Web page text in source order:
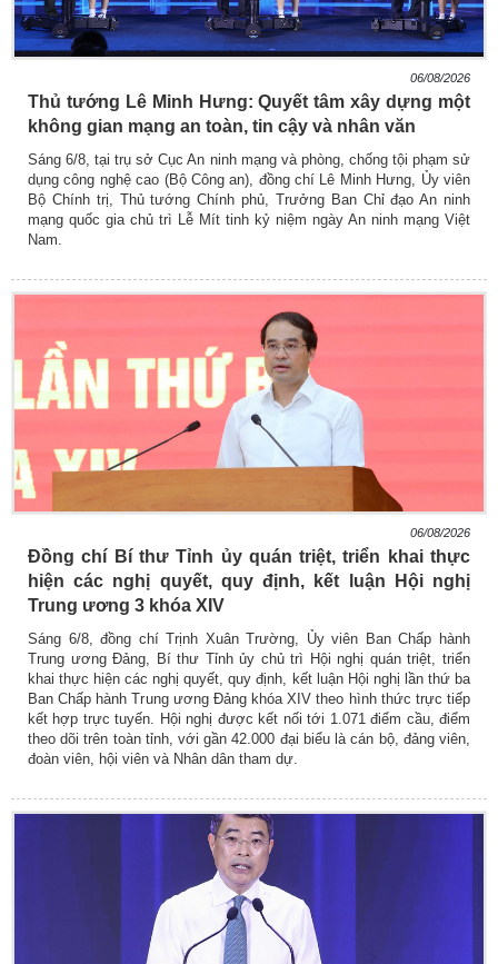
06/08/2026
Thủ tướng Lê Minh Hưng: Quyết tâm xây dựng một
không gian mạng an toàn, tin cậy và nhân văn
Sáng 6/8, tại trụ sở Cục An ninh mạng và phòng, chống tội phạm sử
dụng công nghệ cao (Bộ Công an), đồng chí Lê Minh Hưng, Ủy viên
Bộ Chính trị, Thủ tướng Chính phủ, Trưởng Ban Chỉ đạo An ninh
mạng quốc gia chủ trì Lễ Mít tinh kỷ niệm ngày An ninh mạng Việt
Nam.
06/08/2026
Đồng chí Bí thư Tỉnh ủy quán triệt, triển khai thực
hiện các nghị quyết, quy định, kết luận Hội nghị
Trung ương 3 khóa XIV
Sáng 6/8, đồng chí Trịnh Xuân Trường, Ủy viên Ban Chấp hành
Trung ương Đảng, Bí thư Tỉnh ủy chủ trì Hội nghị quán triệt, triển
khai thực hiện các nghị quyết, quy định, kết luận Hội nghị lần thứ ba
Ban Chấp hành Trung ương Đảng khóa XIV theo hình thức trực tiếp
kết hợp trực tuyến. Hội nghị được kết nối tới 1.071 điểm cầu, điểm
theo dõi trên toàn tỉnh, với gần 42.000 đại biểu là cán bộ, đảng viên,
đoàn viên, hội viên và Nhân dân tham dự.